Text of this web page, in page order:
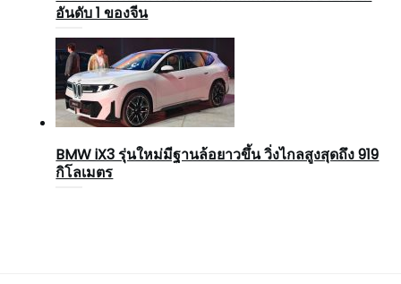
อันดับ 1 ของจีน
BMW iX3 รุ่นใหม่มีฐานล้อยาวขึ้น วิ่งไกลสูงสุดถึง 919
กิโลเมตร